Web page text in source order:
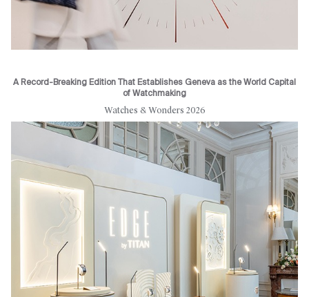
A Record-Breaking Edition That Establishes Geneva as the World Capital
of Watchmaking
Watches & Wonders 2026